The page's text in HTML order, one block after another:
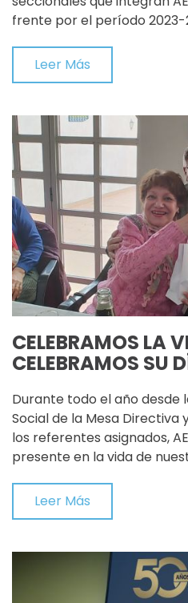
frente por el período 2023-
Leer Más
CELEBRAMOS LA
CELEBRAMOS SU
Durante todo el año desde
Social de la Mesa Directiva
los referentes asignados,
presente en la vida de
Leer Más